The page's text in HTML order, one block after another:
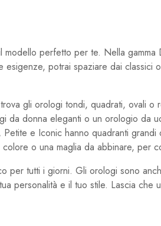
perfetto per te. Nella gamma
potrai spaziare dai classici
gli orologi tondi, quadrati, ovali
da donna eleganti o un orologio da
e Iconic hanno quadranti
o una maglia da abbinare, per
per tutti i giorni. Gli orologi sono
personalità e il tuo stile. Lascia